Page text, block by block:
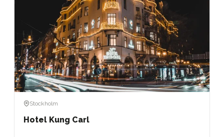
Stockholm
Hotel Kung Carl